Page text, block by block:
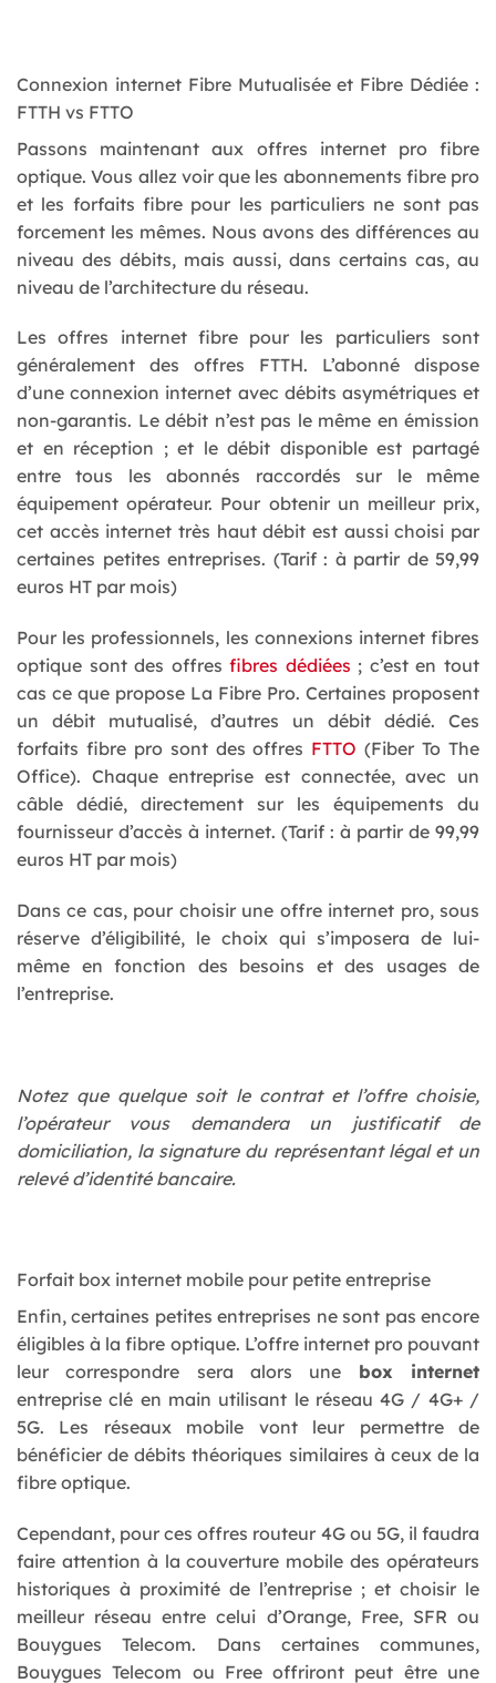
Connexion internet Fibre Mutualisée et Fibre Dédiée :
FTTH vs FTTO
Passons maintenant aux offres internet pro fibre
optique. Vous allez voir que les abonnements fibre pro
et les forfaits fibre pour les particuliers ne sont pas
forcement les mêmes. Nous avons des différences au
niveau des débits, mais aussi, dans certains cas, au
niveau de l’architecture du réseau.
Les offres internet fibre pour les particuliers sont
généralement des offres FTTH. L’abonné dispose
d’une connexion internet avec débits asymétriques et
non-garantis. Le débit n’est pas le même en émission
et en réception ; et le débit disponible est partagé
entre tous les abonnés raccordés sur le même
équipement opérateur. Pour obtenir un meilleur prix,
cet accès internet très haut débit est aussi choisi par
certaines petites entreprises. (Tarif : à partir de 59,99
euros HT par mois)
Pour les professionnels, les connexions internet fibres
optique sont des offresfibres dédiées ; c’est en tout
cas ce que propose La Fibre Pro. Certaines proposent
un débit mutualisé, d’autres un débit dédié. Ces
forfaits fibre pro sont des offres FTTO (Fiber To The
Office). Chaque entreprise est connectée, avec un
câble dédié, directement sur les équipements du
fournisseur d’accès à internet. (Tarif : à partir de 99,99
euros HT par mois)
Dans ce cas, pour choisir une offre internet pro, sous
réserve d’éligibilité, le choix qui s’imposera de lui-
même en fonction des besoins et des usages de
l’entreprise.
Notez que quelque soit le contrat et l’offre choisie,
l’opérateur vous demandera un justificatif de
domiciliation, la signature du représentant légal et un
relevé d’identité bancaire.
Forfait box internet mobile pour petite entreprise
Enfin, certaines petites entreprises ne sont pas encore
éligibles à la fibre optique. L’offre internet pro pouvant
leur correspondre sera alors une box internet
entreprise clé en main utilisant le réseau 4G / 4G+ /
5G. Les réseaux mobile vont leur permettre de
bénéficier de débits théoriques similaires à ceux de la
fibre optique.
Cependant, pour ces offres routeur 4G ou 5G, il faudra
faire attention à la couverture mobile des opérateurs
historiques à proximité de l’entreprise ; et choisir le
meilleur réseau entre celui d’Orange, Free, SFR ou
Bouygues Telecom. Dans certaines communes,
Bouygues Telecom ou Free offriront peut être une